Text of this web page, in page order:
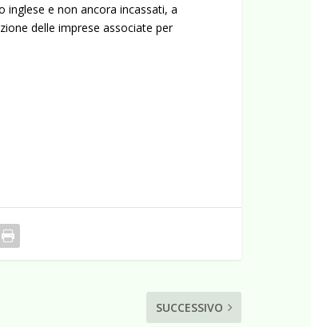
inglese e non ancora incassati, a
delle imprese associate per
SUCCESSIVO